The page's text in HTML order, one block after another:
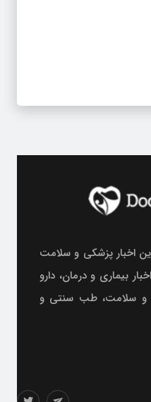
اخبار پزشکی و سلامت
بیماری و درمان، دارو
و سلامت، طب سنتی و